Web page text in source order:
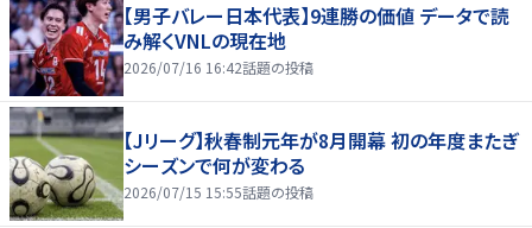
【男子バレー日本代表】9連勝の価値 データで読
み解くVNLの現在地
2026/07/16 16:42話題の投稿
【Jリーグ】秋春制元年が8月開幕 初の年度またぎ
シーズンで何が変わる
2026/07/15 15:55話題の投稿